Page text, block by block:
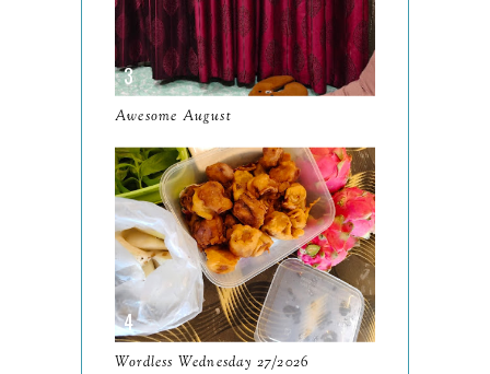
December 19
November 12
October10
August9
July 12
June
May11
April 13
Awesome August
Wordless Wednesday 27/2026